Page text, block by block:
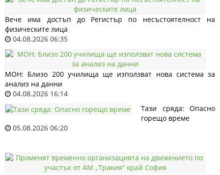
Вече има достъп до Регистър по несъстоятелност на
физическите лица
04.08.2026 06:35
МОН: Близо 200 училища ще използват нова система за
анализ на данни
04.08.2026 16:14
Тази сряда: Опасно
горещо време
05.08.2026 06:20